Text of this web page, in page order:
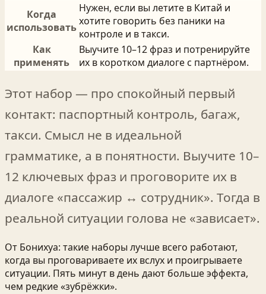
Когда
использовать
Нужен, если вы летите в Китай и
хотите говорить без паники на
контроле и в такси.
Как
применять
Выучите 10–12 фраз и потренируйте
их в коротком диалоге с партнёром.
Этот набор — про спокойный первый
контакт: паспортный контроль, багаж,
такси. Смысл не в идеальной
грамматике, а в понятности. Выучите 10–
12 ключевых фраз и проговорите их в
диалоге «пассажир ↔ сотрудник». Тогда в
реальной ситуации голова не «зависает».
От Бонихуа: такие наборы лучше всего работают,
когда вы проговариваете их вслух и проигрываете
ситуации. Пять минут в день дают больше эффекта,
чем редкие «зубрёжки».